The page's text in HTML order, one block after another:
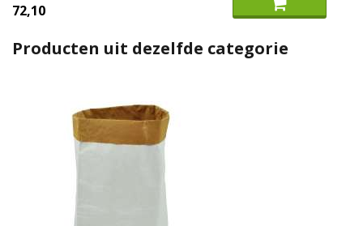
72,10
Producten uit dezelfde categorie